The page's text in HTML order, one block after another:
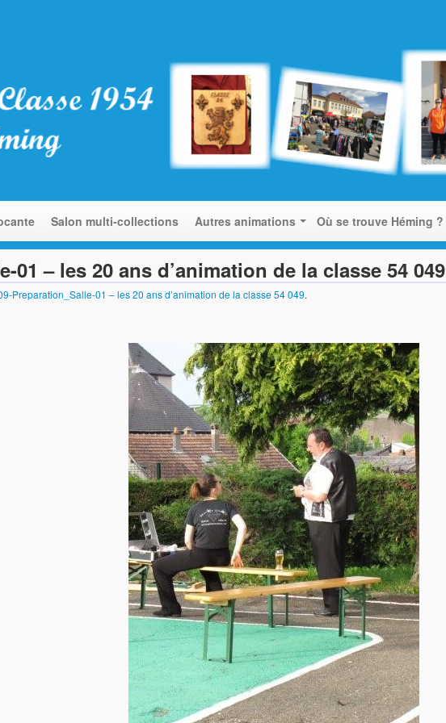
Salon multi-collections Autres animations Où se trouve Héming ?
01 – les 20 ans d’animation de la classe 54 049
Preparation_Salle-01 – les 20 ans d’animation de la classe 54 049.